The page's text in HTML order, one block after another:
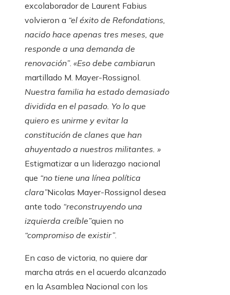
excolaborador de Laurent Fabius
volvieron a “el éxito de Refondations,
nacido hace apenas tres meses, que
responde a una demanda de
renovación”. «Eso debe cambiarun
martillado M. Mayer-Rossignol.
Nuestra familia ha estado demasiado
dividida en el pasado. Yo lo que
quiero es unirme y evitar la
constitución de clanes que han
ahuyentado a nuestros militantes. »
Estigmatizar a un liderazgo nacional
que “no tiene una línea política
clara”Nicolas Mayer-Rossignol desea
ante todo “reconstruyendo una
izquierda creíble”quien no
“compromiso de existir”.
En caso de victoria, no quiere dar
marcha atrás en el acuerdo alcanzado
en la Asamblea Nacional con los